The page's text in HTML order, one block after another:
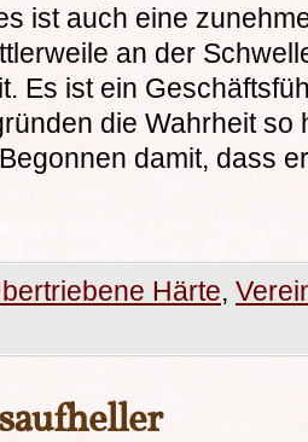
ist auch eine
an der
Es ist ein
die Wahrheit so
damit, dass
Härte,